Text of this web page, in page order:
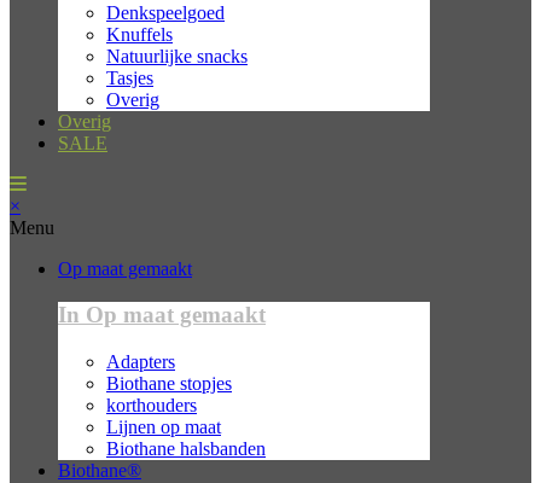
Denkspeelgoed
Knuffels
Natuurlijke snacks
Tasjes
Overig
Overig
SALE
×
Menu
Op maat gemaakt
In Op maat gemaakt
Adapters
Biothane stopjes
korthouders
Lijnen op maat
Biothane halsbanden
Biothane®